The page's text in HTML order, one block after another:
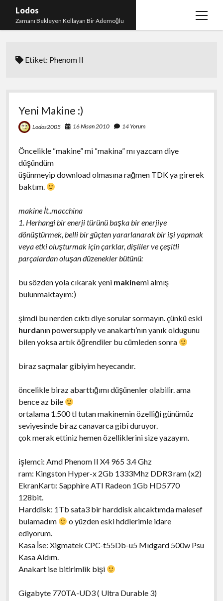
Lodos
Zamanı Bekleyen Kollayan Bir Ademoğlu
menüyü
test
Etiket: Phenom II
Yeni Makine :)
Lodos2005 16 Nisan 2010 14 Yorum
Öncelikle “makine” mi “makina” mı yazcam diye
düşündüm
üşünmeyip download olmasına rağmen TDK ya girerek
baktım.
makine İt..macchina
1. Herhangi bir enerji türünü başka bir enerjiye
dönüştürmek, belli bir güçten yararlanarak bir işi yapmak
veya etki oluşturmak için çarklar, dişliler ve çeşitli
parçalardan oluşan düzenekler bütünü:
bu sözden yola cıkarak yeni makinemi almış
bulunmaktayım:)
şimdi bu nerden cıktı diye sorular sormayın. çünkü eski
hurdanın powersupply ve anakartı’nın yanık oldugunu
bilen yoksa artık öğrendiler bu cümleden sonra
biraz saçmalar gibiyim heyecandır.
öncelikle biraz abarttığımı düşünenler olabilir. ama
bence az bile
ortalama 1.500 tl tutan makinemin özelliği günümüz
seviyesinde biraz canavarca gibi duruyor.
çok merak ettiniz hemen özelliklerini size yazayım.
işlemci: Amd Phenom II X4 965 3.4 Ghz
ram: Kingston Hyper-x 2Gb 1333Mhz DDR3 ram (x2)
EkranKartı: Sapphire ATI Radeon 1Gb HD5770
128bit.
Harddisk: 1Tb sata3 bir harddisk alıcaktımda malesef
bulamadım
o yüzden eski hddlerimle idare
ediyorum.
Kasa İse: Xigmatek CPC-t55Db-u5 Mıdgard 500w Psu
Kasa Aldım.
Anakart ise bitirimlik bişi
Gigabyte 770TA-UD3 ( Ultra Durable 3)